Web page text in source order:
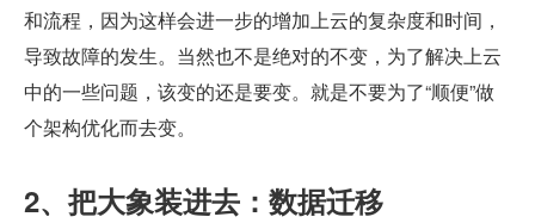
和流程，因为这样会进一步的增加上云的复杂度和时间，
导致故障的发生。当然也不是绝对的不变，为了解决上云
中的一些问题，该变的还是要变。就是不要为了“顺便”做
个架构优化而去变。
2、把大象装进去：数据迁移